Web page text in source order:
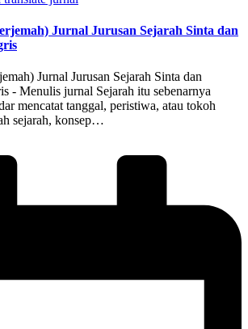
Jurnal Jurusan Sejarah Sinta dan
Jurnal Jurusan Sejarah Sinta dan
- Menulis jurnal Sejarah itu sebenarnya
mencatat tanggal, peristiwa, atau tokoh
sejarah, konsep…